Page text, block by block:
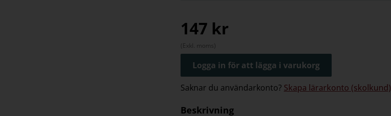
147 kr
(Exkl. moms)
Logga in för att lägga i varukorg
Saknar du användarkonto? Skapa lärarkonto (skolkund)
Beskrivning